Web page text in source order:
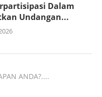
Dalam
Undangan...
ANDA?....